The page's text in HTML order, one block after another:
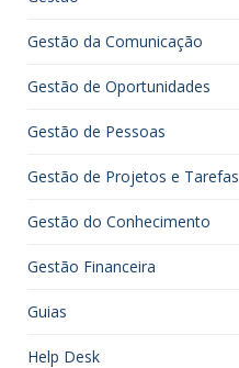
Gestão da Comunicação
Gestão de Oportunidades
Gestão de Pessoas
Gestão de Projetos e Tarefas
Gestão do Conhecimento
Gestão Financeira
Guias
Help Desk